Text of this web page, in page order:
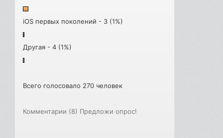
iOS первых поколений - 3 (1%)
Другая - 4 (1%)
Всего голосовало 270 человек
Комментарии (8) Предложи опрос!